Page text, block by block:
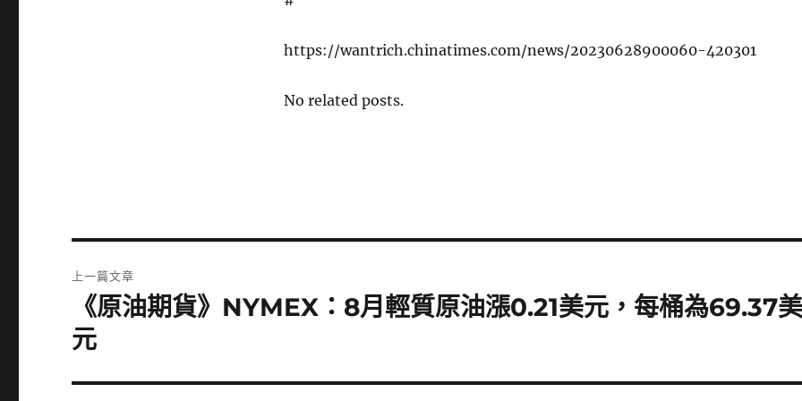
https://wantrich.chinatimes.com/news/20230628900060-420301
No related posts.
章
導
上一篇文章
上
一
篇
文
《原油期貨》NYMEX：8月輕質原油漲0.21美元，每桶為69.37
元